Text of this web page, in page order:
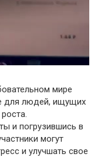
мире
для людей, ищущих
и погрузившись в
могут
и улучшать свое